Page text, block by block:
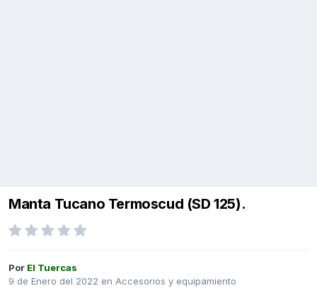
Manta Tucano Termoscud (SD 125).
Por El Tuercas
9 de Enero del 2022 en Accesorios y equipamiento